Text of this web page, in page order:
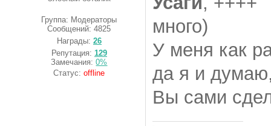
Группа: Модераторы
Сообщений:4825
Награды: 26
Репутация: 129
Замечания:0%
Статус:offline
много)
У меня как
да я и
Вы сами